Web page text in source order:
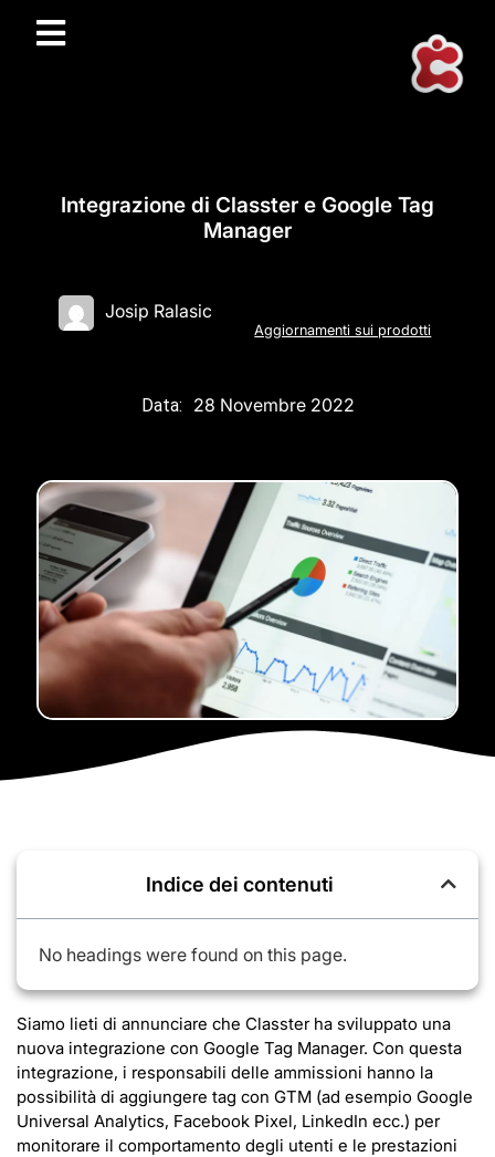
Integrazione di Classter e Google Tag
Manager
Josip Ralasic
Aggiornamenti sui prodotti
Data: 28 Novembre 2022
Indice dei contenuti
No headings were found on this page.
Siamo lieti di annunciare che Classter ha sviluppato una
nuova integrazione con Google Tag Manager. Con questa
integrazione, i responsabili delle ammissioni hanno la
possibilità di aggiungere tag con GTM (ad esempio Google
Universal Analytics, Facebook Pixel, LinkedIn ecc.) per
monitorare il comportamento degli utenti e le prestazioni